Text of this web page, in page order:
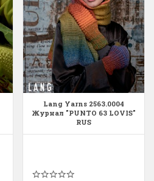
Lang Yarns 2563.0004
Журнал "PUNTO 63 LOVIS"
RUS